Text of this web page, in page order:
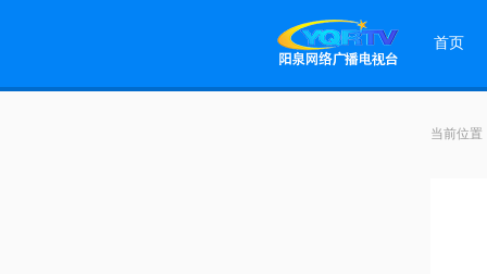
首页
当前位置